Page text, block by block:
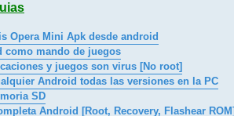
Opera Mini Apk desde android
como mando de juegos
y juegos son virus [No root]
Android todas las versiones en la PC
SD
Android [Root, Recovery, Flashear